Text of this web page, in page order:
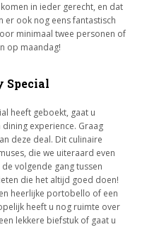
in ieder gerecht, en dat
er ook nog eens fantastisch
minimaal twee personen of
op maandag!
Special
heeft geboekt, gaat u
dining experience. Graag
deze deal. Dit culinaire
die we uiteraard even
volgende gang tussen
die het altijd goed doen!
heerlijke portobello of een
heeft u nog ruimte over
lekkere biefstuk of gaat u